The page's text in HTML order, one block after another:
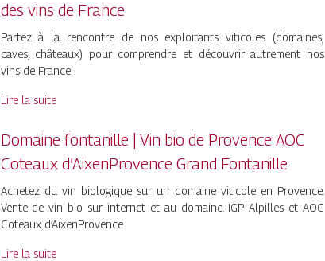
des vins de France
Partez à la rencontre de nos exploitants viticoles (domaines,
caves, châteaux) pour comprendre et découvrir autrement nos
vins de France !
Lire la suite
Domaine fontanille | Vin bio de Provence AOC
Coteaux d’AixenProvence Grand Fontanille
Achetez du vin biologique sur un domaine viticole en Provence.
Vente de vin bio sur internet et au domaine. IGP Alpilles et AOC
Coteaux d’AixenProvence.
Lire la suite